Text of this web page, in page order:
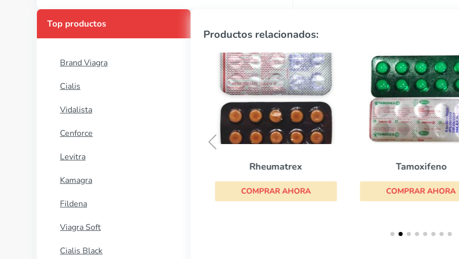
Top productos
Brand Viagra
Cialis
Vidalista
Cenforce
Levitra
Kamagra
Fildena
Viagra Soft
Cialis Black
Productos relacionados:
Rheumatrex
COMPRAR AHORA
Tamoxifeno
COMPRAR AHORA